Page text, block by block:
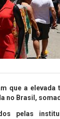
que a
no Brasil,
pelas